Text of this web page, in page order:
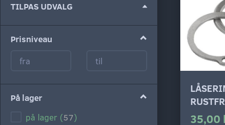
TILPAS UDVALG
Prisniveau
På lager
på lager (57) 35,00